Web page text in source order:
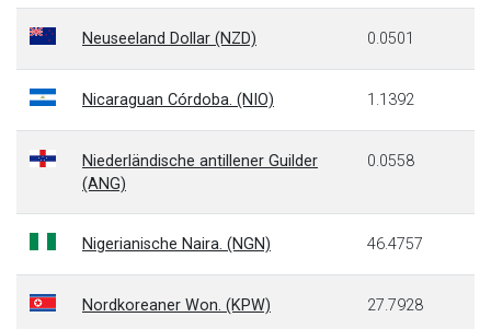
Neuseeland Dollar (NZD) 0.0501
Nicaraguan Córdoba. (NIO) 1.1392
Niederländische antillener Guilder
(ANG)
0.0558
Nigerianische Naira. (NGN) 46.4757
Nordkoreaner Won. (KPW) 27.7928